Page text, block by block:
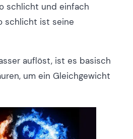
schlicht und einfach
schlicht ist seine
auflöst, ist es basisch
um ein Gleichgewicht